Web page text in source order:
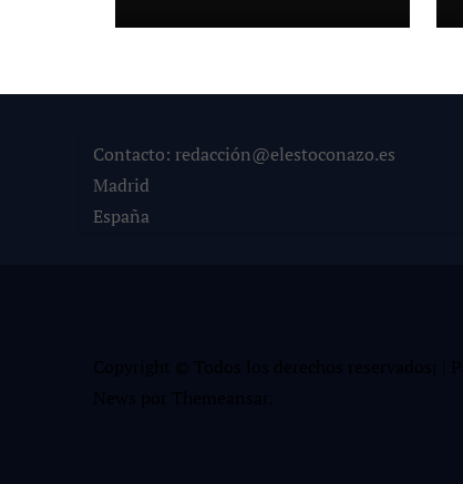
Contacto: redacción@elestoconazo.es
Madrid
España